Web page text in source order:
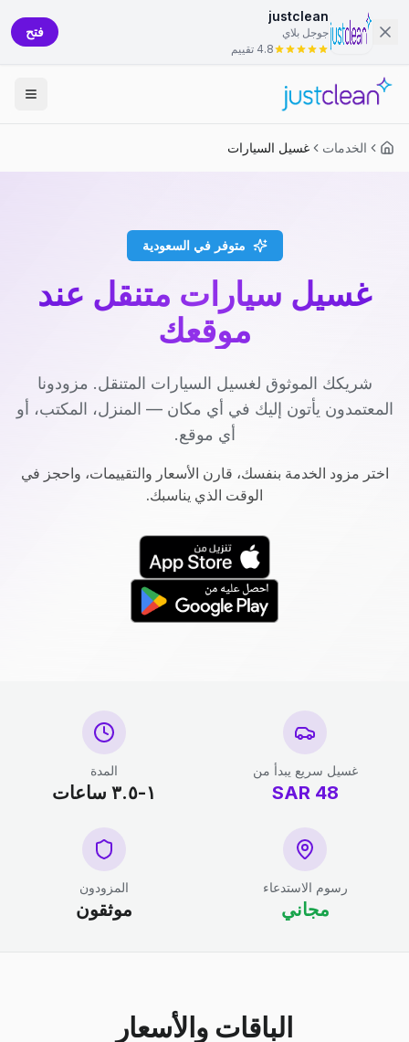
justclean
جوجل بلاي
4.8 تقييم
فتح
الخدمات غسيل السيارات
متوفر في السعودية
غسيل سيارات متنقل عند
موقعك
شريكك الموثوق لغسيل السيارات المتنقل. مزودونا
المعتمدون يأتون إليك في أي مكان — المنزل، المكتب، أو
أي موقع.
اختر مزود الخدمة بنفسك، قارن الأسعار والتقييمات، واحجز في
الوقت الذي يناسبك.
غسيل سريع يبدأ من
48
SAR
المدة
١-٣.٥ ساعات
رسوم الاستدعاء
مجاني
المزودون
موثقون
الباقات والأسعار